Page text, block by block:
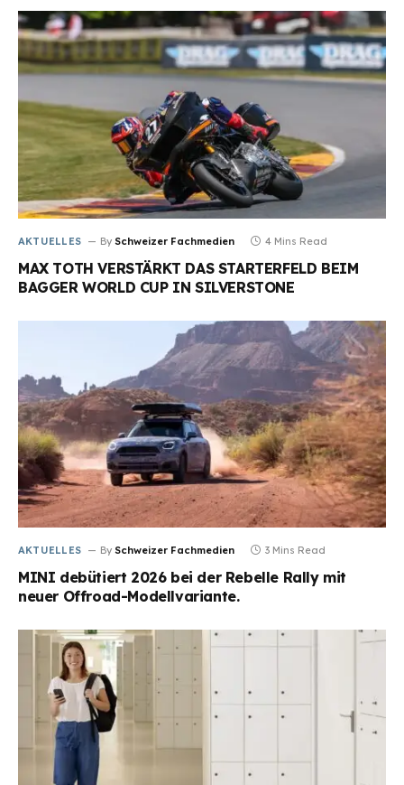
AKTUELLES By Schweizer Fachmedien 4 Mins Read
MAX TOTH VERSTÄRKT DAS STARTERFELD BEIM
BAGGER WORLD CUP IN SILVERSTONE
AKTUELLES By Schweizer Fachmedien 3 Mins Read
MINI debütiert 2026 bei der Rebelle Rally mit
neuer Offroad-Modellvariante.